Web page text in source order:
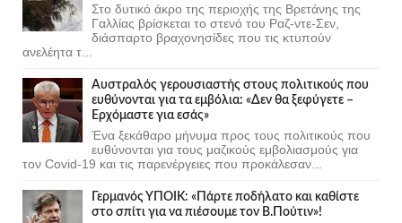
Στο δυτικό άκρο της περιοχής της Βρετάνης της
Γαλλίας βρίσκεται το στενό του Ραζ-ντε-Σεν,
διάσπαρτο βραχονησίδες που τις κτυπούν
ανελέητα τ...
Αυστραλός γερουσιαστής στους πολιτικούς που
ευθύνονται για τα εμβόλια: «Δεν θα ξεφύγετε –
Ερχόμαστε για εσάς»
Ένα ξεκάθαρο μήνυμα προς τους πολιτικούς που
ευθύνονται για τους μαζικούς εμβολιασμούς για
τον Covid-19 και τις παρενέργειες που προκάλεσαν...
Γερμανός ΥΠΟΙΚ: «Πάρτε ποδήλατο και καθίστε
στο σπίτι για να πιέσουμε τον Β.Πούτιν»!